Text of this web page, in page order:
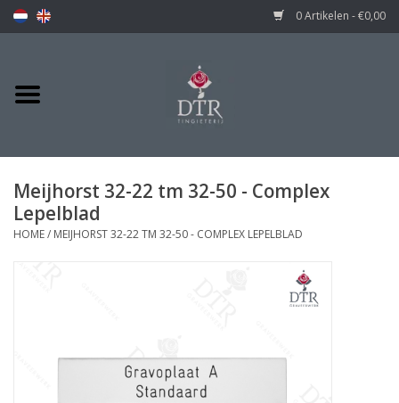
0 Artikelen - €0,00
Meijhorst 32-22 tm 32-50 - Complex
Lepelblad
HOME/ MEIJHORST 32-22 TM 32-50 - COMPLEX LEPELBLAD